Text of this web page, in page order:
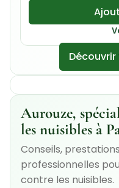
Aurouze,
les nuisibles à
Conseils,
professionnelles
contre les nuisibles.